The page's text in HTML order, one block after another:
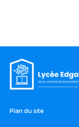
Plan du site